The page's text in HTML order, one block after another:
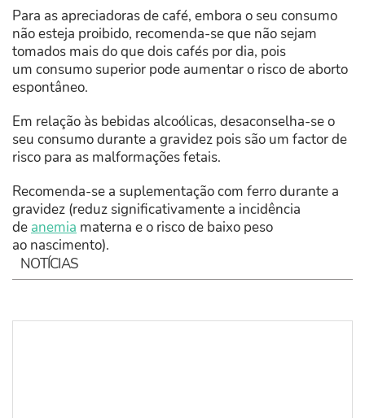
Para as apreciadoras de café, embora o seu consumo
não esteja proibido, recomenda-se que não sejam
tomados mais do que dois cafés por dia, pois
um consumo superior pode aumentar o risco de aborto
espontâneo.
Em relação às bebidas alcoólicas, desaconselha-se o
seu consumo durante a gravidez pois são um factor de
risco para as malformações fetais.
Recomenda-se a suplementação com ferro durante a
gravidez (reduz significativamente a incidência
de anemia materna e o risco de baixo peso
ao nascimento).
NOTÍCIAS